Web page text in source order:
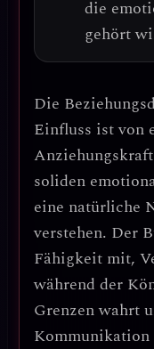
die
gehört
Die
Einfluss ist von
Anziehungskraft
soliden
eine natürliche
verstehen. Der
Fähigkeit mit,
während der
Grenzen wahrt